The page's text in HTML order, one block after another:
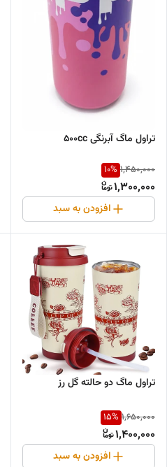
تراول ماگ آبرنگی ۵۰۰cc
1,450,000
10%
1,300,000
افزودن به سبد
تراول ماگ دو حالته گل رز
1,650,000
15%
1,400,000
افزودن به سبد